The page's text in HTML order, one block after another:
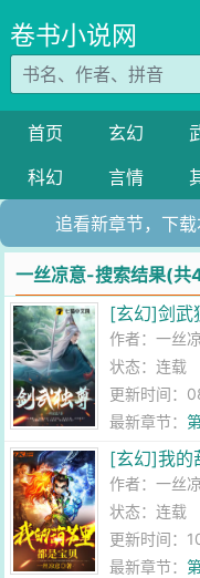
卷书小说网
首页 玄幻
科幻
言情
追看新章节，下
一丝凉意-搜索结果(共
[玄幻]剑武
作者：一丝
状态：连载
更新时间：
最新章节：
[玄幻]我的
作者：一丝
状态：连载
更新时间：
最新章节：